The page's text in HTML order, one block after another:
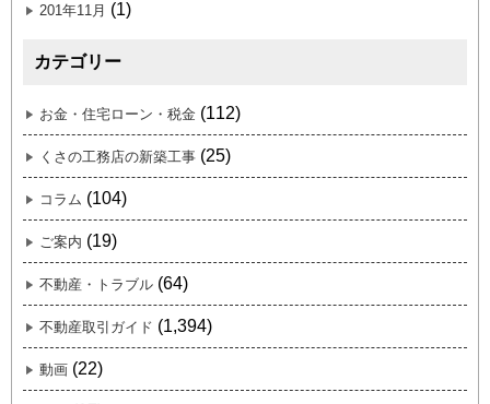
201年11月 (1)
カテゴリー
お金・住宅ローン・税金 (112)
くさの工務店の新築工事 (25)
コラム (104)
ご案内 (19)
不動産・トラブル (64)
不動産取引ガイド (1,394)
動画 (22)